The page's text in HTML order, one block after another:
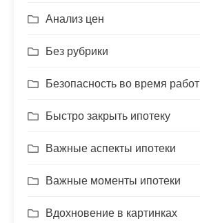
Анализ цен
Без рубрики
Безопасность во время работ
Быстро закрыть ипотеку
Важные аспекты ипотеки
Важные моменты ипотеки
Вдохновение в картинках